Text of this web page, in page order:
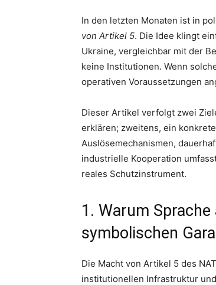
In den letzten Monaten ist in
von Artikel 5. Die Idee klingt
Ukraine, vergleichbar mit der
keine Institutionen. Wenn
operativen Voraussetzungen
Dieser Artikel verfolgt zwei
erklären; zweitens, ein
Auslösemechanismen,
industrielle Kooperation
reales Schutzinstrument.
1. Warum
symbolischen
Die Macht von Artikel 5 des
institutionellen Infrastruktur